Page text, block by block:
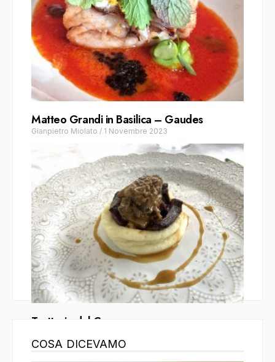
Matteo Grandi in Basilica – Gaudes
Gianpietro Miolato / 1 Novembre 2023
Trattoria dal Cogo
COSA DICEVAMO